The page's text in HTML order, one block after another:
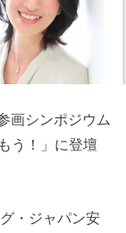
画シンポジウム
う！」に登壇
・ジャパン安